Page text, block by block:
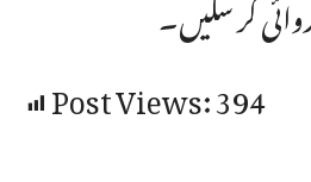
Post Views:394